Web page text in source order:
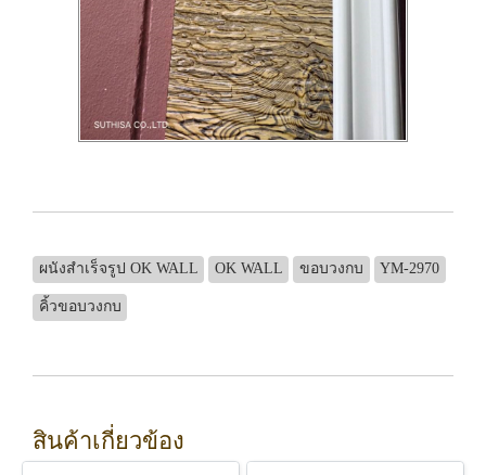
ผนังสำเร็จรูป OK WALL OK WALL ขอบวงกบ YM-2970
คิ้วขอบวงกบ
สินค้าเกี่ยวข้อง